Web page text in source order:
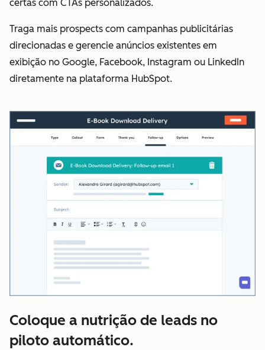
certas com CTAs personalizados.
Traga mais prospects com campanhas publicitárias
direcionadas e gerencie anúncios existentes em
exibição no Google, Facebook, Instagram ou LinkedIn
diretamente na plataforma HubSpot.
Coloque a nutrição de leads no
piloto automático.